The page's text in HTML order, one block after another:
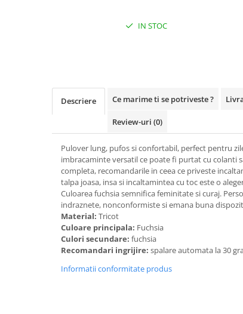
IN STOC
Descriere Ce marime ti se potriveste ?
Review-uri (0)
Pulover lung, pufos si confortabil, perfect pentru
imbracaminte versatil ce poate fi purtat cu colanti
completa, recomandarile in ceea ce priveste
talpa joasa, insa si incaltamintea cu toc este o
Culoarea fuchsia semnifica feminitate si curaj.
indraznete, nonconformiste si emana buna
Material: Tricot
Culoare principala: Fuchsia
Culori secundare: fuchsia
Recomandari ingrijire: spalare automata la 30
Informatii conformitate produs